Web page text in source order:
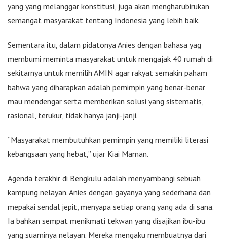
yang yang melanggar konstitusi, juga akan mengharubirukan
semangat masyarakat tentang Indonesia yang lebih baik.
Sementara itu, dalam pidatonya Anies dengan bahasa yag
membumi meminta masyarakat untuk mengajak 40 rumah di
sekitarnya untuk memilih AMIN agar rakyat semakin paham
bahwa yang diharapkan adalah pemimpin yang benar-benar
mau mendengar serta memberikan solusi yang sistematis,
rasional, terukur, tidak hanya janji-janji.
“Masyarakat membutuhkan pemimpin yang memiliki literasi
kebangsaan yang hebat,” ujar Kiai Maman.
Agenda terakhir di Bengkulu adalah menyambangi sebuah
kampung nelayan. Anies dengan gayanya yang sederhana dan
mepakai sendal jepit, menyapa setiap orang yang ada di sana.
Ia bahkan sempat menikmati tekwan yang disajikan ibu-ibu
yang suaminya nelayan. Mereka mengaku membuatnya dari